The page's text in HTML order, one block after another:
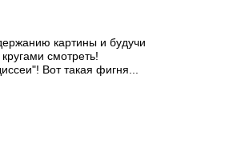
картины и будучи
смотреть!
Вот такая фигня...